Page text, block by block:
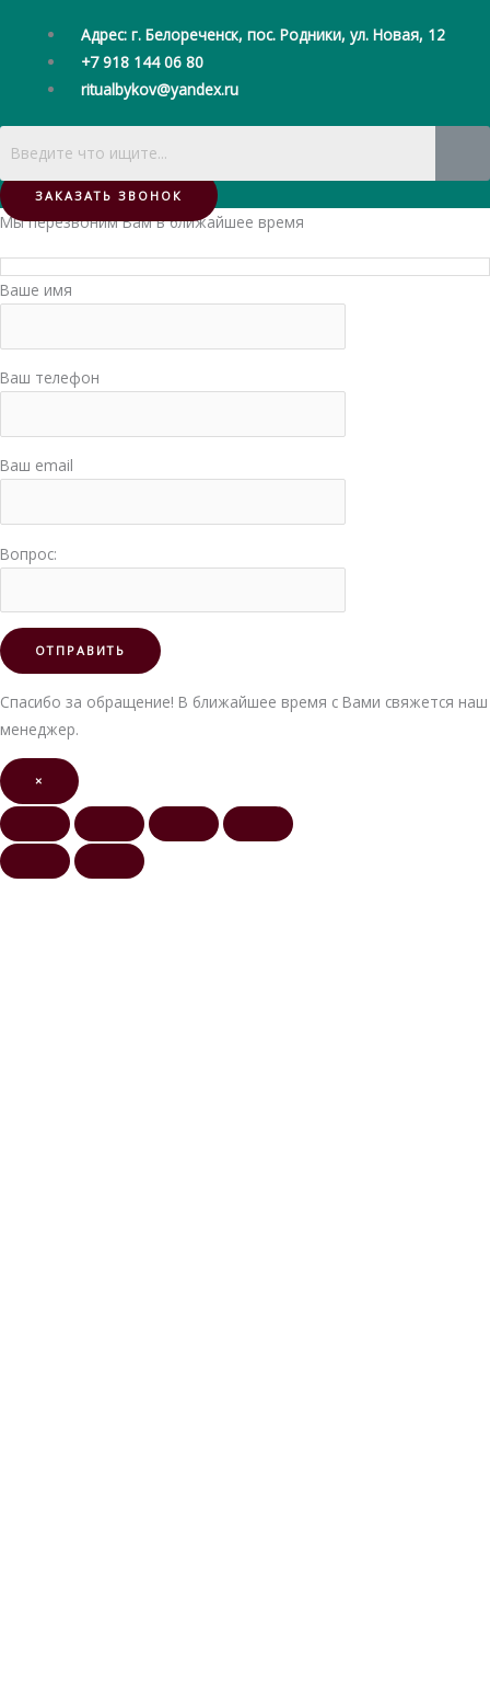
Адрес: г. Белореченск, пос. Родники, ул. Новая, 12
+7 918 144 06 80
ritualbykov@yandex.ru
ЗАКАЗАТЬ ЗВОНОК
Мы перезвоним Вам в ближайшее время
Ваше имя
Ваш телефон
Ваш email
Вопрос:
Спасибо за обращение! В ближайшее время с Вами свяжется наш
менеджер.
×